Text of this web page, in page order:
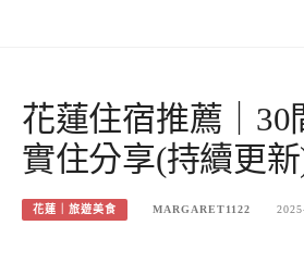
花蓮住宿推薦｜30
實住分享(持續更
花蓮｜旅遊美食 MARGARET1122